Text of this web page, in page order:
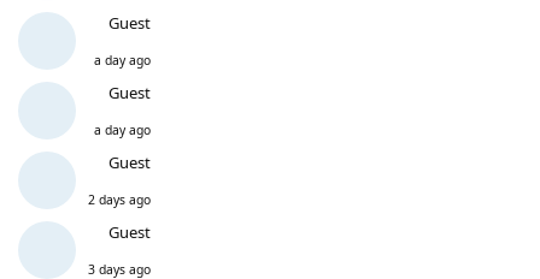
Guest
a day ago
Guest
a day ago
Guest
2 days ago
Guest
3 days ago